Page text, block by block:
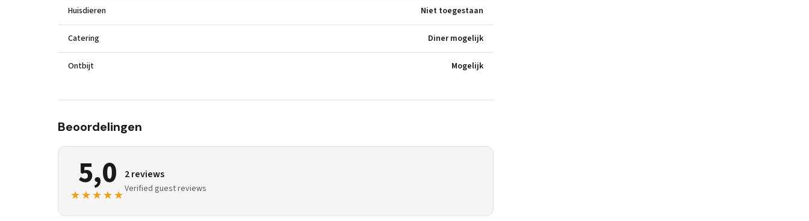
Huisdieren Niet toegestaan
Catering Diner mogelijk
Ontbijt Mogelijk
Beoordelingen
5,0
★★★★★
2 reviews
Verified guest reviews